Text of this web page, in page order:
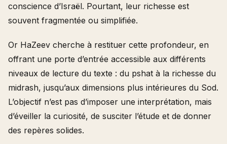
conscience d’Israël. Pourtant, leur richesse est
souvent fragmentée ou simplifiée.
Or HaZeev cherche à restituer cette profondeur, en
offrant une porte d’entrée accessible aux différents
niveaux de lecture du texte : du pshat à la richesse du
midrash, jusqu’aux dimensions plus intérieures du Sod.
L’objectif n’est pas d’imposer une interprétation, mais
d’éveiller la curiosité, de susciter l’étude et de donner
des repères solides.